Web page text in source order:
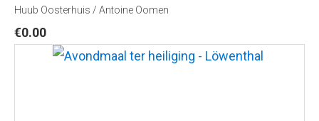
Huub Oosterhuis / Antoine Oomen
€0.00